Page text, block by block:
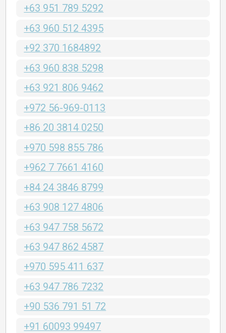
+63 951 789 5292
+63 960 512 4395
+92 370 1684892
+63 960 838 5298
+63 921 806 9462
+972 56-969-0113
+86 20 3814 0250
+970 598 855 786
+962 7 7661 4160
+84 24 3846 8799
+63 908 127 4806
+63 947 758 5672
+63 947 862 4587
+970 595 411 637
+63 947 786 7232
+90 536 791 51 72
+91 60093 99497